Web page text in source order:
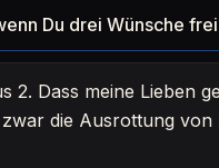
Du drei Wünsche
2. Dass meine Lieben
die Ausrottung